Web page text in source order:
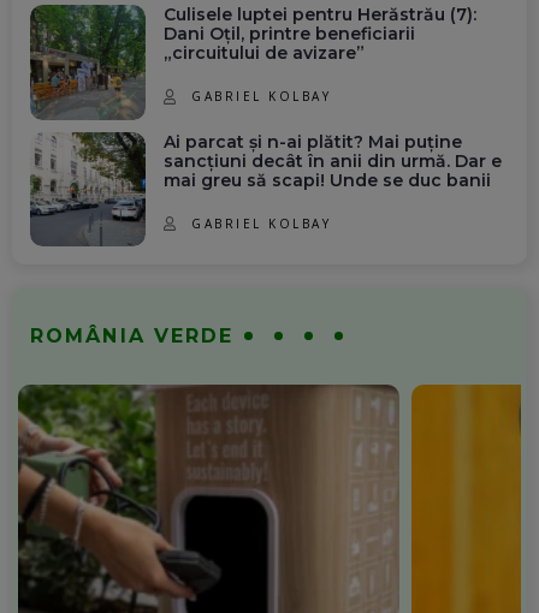
Culisele luptei pentru Herăstrău (7):
Dani Oțil, printre beneficiarii
„circuitului de avizare”
GABRIEL KOLBAY
Ai parcat și n-ai plătit? Mai puține
sancțiuni decât în anii din urmă. Dar e
mai greu să scapi! Unde se duc banii
GABRIEL KOLBAY
ROMÂNIA VERDE